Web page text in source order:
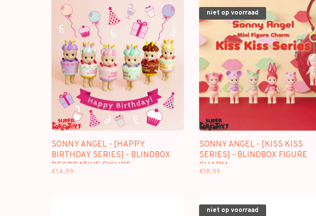
SONNY ANGEL - [HAPPY
BIRTHDAY SERIES] - BLINDBOX
DECORATIVE FIGURE
€14,99
niet op voorraad
SONNY ANGEL - [KISS KISS
SERIES] - BLINDBOX FIGURE
CHARM
€18,99
niet op voorraad